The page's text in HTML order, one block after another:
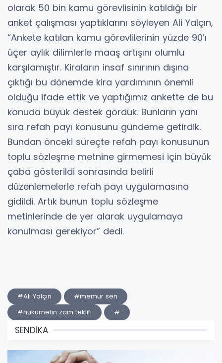
olarak 50 bin kamu görevlisinin katıldığı bir
anket çalışması yaptıklarını söyleyen Ali Yalçın,
“Ankete katılan kamu görevlilerinin yüzde 90’ı
üçer aylık dilimlerle maaş artışını olumlu
karşılamıştır. Kiraların insaf sınırının dışına
çıktığı bu dönemde kira yardımının önemli
olduğu ifade ettik ve yaptığımız ankette de bu
konuda büyük destek gördük. Bunların yanı
sıra refah payı konusunu gündeme getirdik.
Bundan önceki süreçte refah payı konusunun
toplu sözleşme metnine girmemesi için büyük
çaba gösterildi sonrasında belirli
düzenlemelerle refah payı uygulamasına
gidildi. Artık bunun toplu sözleşme
metinlerinde de yer alarak uygulamaya
konulması gerekiyor” dedi.
#Ali Yalçın
#memur sen
#hükümetin zam teklifi
#
SENDİKA